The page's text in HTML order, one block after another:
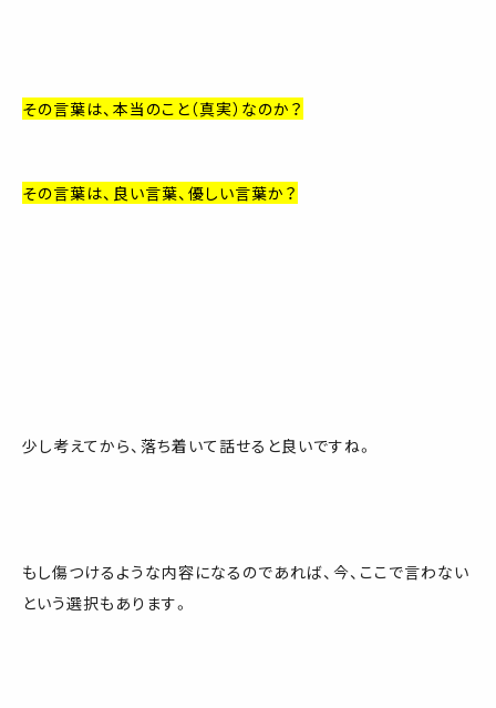
その言葉は、本当のこと（真実）なのか？
その言葉は、良い言葉、優しい言葉か？
少し考えてから、落ち着いて話せると良いですね。
もし傷つけるような内容になるのであれば、今、ここで言わない
という選択もあります。